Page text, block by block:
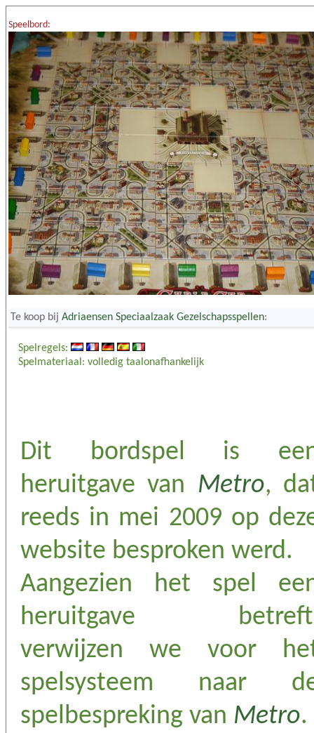
Speelbord:
Te koop bij Adriaensen Speciaalzaak Gezelschapsspellen:
Spelregels:
Spelmateriaal: volledig taalonafhankelijk
Dit bordspel is
heruitgave van Metro,
reeds in mei 2009 op
website besproken werd.
Aangezien het spel
heruitgave
verwijzen we voor
spelsysteem naar
spelbespreking van Metro.